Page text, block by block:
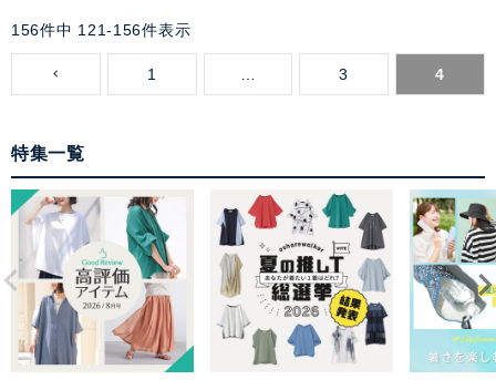
156件中 121-156件表示
1 3 4
特集一覧